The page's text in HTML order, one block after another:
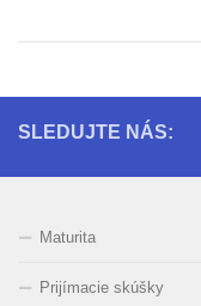
SLEDUJTE NÁS:
Maturita
Prijímacie skúšky